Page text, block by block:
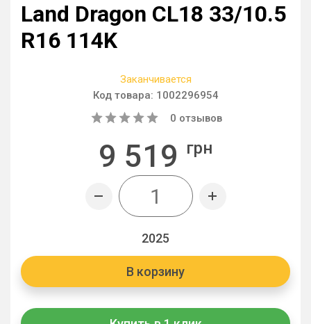
Land Dragon CL18 33/10.5
R16 114K
Заканчивается
Код товара: 1002296954
0 отзывов
9 519 грн
2025
В корзину